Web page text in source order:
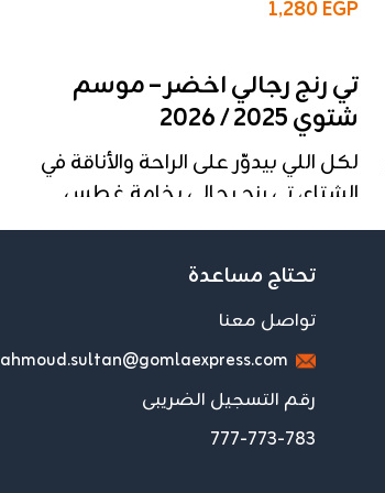
1,280EGP
تي رنج رجالي اخضر – موسم
شتوي 2025 / 2026
لكل اللي بيدوّر على الراحة والأناقة في
الشتاء، تي رنج رجالي بخامة غطس
مبطن هايدي مستورد ❤️ تشطيب
مرتااااااااح جدًا!
✅ المواصفات:
النوع: تي رنج رجالي
الخامة: غطس مبطن هايدي
المقاسات: L – X – XX – XXX 🙄
تحتاج مساعدة
تواصل معنا
رقم التسجيل الضريبى
777-773-783